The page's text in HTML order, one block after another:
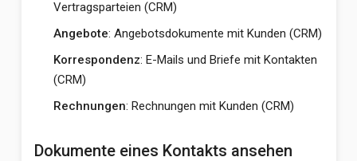
Vertragsparteien (CRM)
Angebote: Angebotsdokumente mit Kunden (CRM)
Korrespondenz: E-Mails und Briefe mit Kontakten
(CRM)
Rechnungen: Rechnungen mit Kunden (CRM)
Dokumente eines Kontakts ansehen